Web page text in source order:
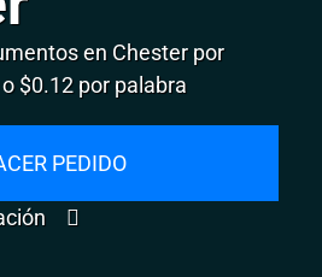
en Chester por
$0.12 por palabra
PEDIDO